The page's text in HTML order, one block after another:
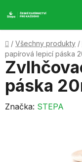
na
Domů
/ Všechny produkty /
papírová lepicí páska
páska
Značka: STEPA